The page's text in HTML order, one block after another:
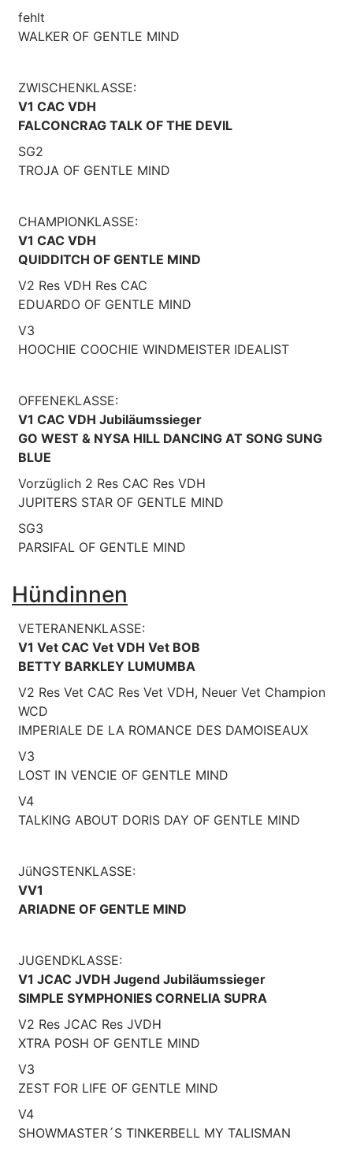
fehlt
WALKER OF GENTLE MIND
ZWISCHENKLASSE:
V1 CAC VDH
FALCONCRAG TALK OF THE DEVIL
SG2
TROJA OF GENTLE MIND
CHAMPIONKLASSE:
V1 CAC VDH
QUIDDITCH OF GENTLE MIND
V2 Res VDH Res CAC
EDUARDO OF GENTLE MIND
V3
HOOCHIE COOCHIE WINDMEISTER IDEALIST
OFFENEKLASSE:
V1 CAC VDH Jubiläumssieger
GO WEST & NYSA HILL DANCING AT SONG SUNG
BLUE
Vorzüglich 2 Res CAC Res VDH
JUPITERS STAR OF GENTLE MIND
SG3
PARSIFAL OF GENTLE MIND
Hündinnen
VETERANENKLASSE:
V1 Vet CAC Vet VDH Vet BOB
BETTY BARKLEY LUMUMBA
V2 Res Vet CAC Res Vet VDH, Neuer Vet Champion
WCD
IMPERIALE DE LA ROMANCE DES DAMOISEAUX
V3
LOST IN VENCIE OF GENTLE MIND
V4
TALKING ABOUT DORIS DAY OF GENTLE MIND
JüNGSTENKLASSE:
VV1
ARIADNE OF GENTLE MIND
JUGENDKLASSE:
V1 JCAC JVDH Jugend Jubiläumssieger
SIMPLE SYMPHONIES CORNELIA SUPRA
V2 Res JCAC Res JVDH
XTRA POSH OF GENTLE MIND
V3
ZEST FOR LIFE OF GENTLE MIND
V4
SHOWMASTER´S TINKERBELL MY TALISMAN